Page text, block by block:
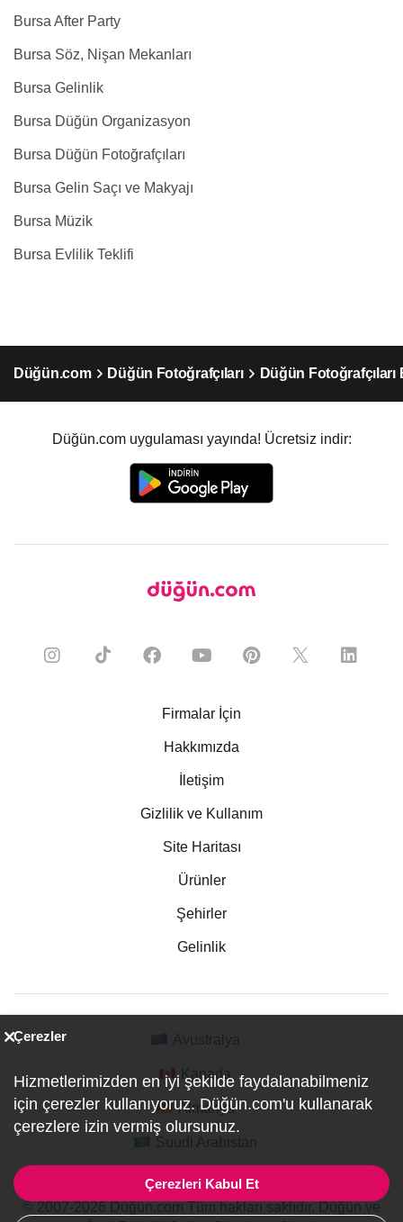
Bursa After Party
Bursa Söz, Nişan Mekanları
Bursa Gelinlik
Bursa Düğün Organizasyon
Bursa Düğün Fotoğrafçıları
Bursa Gelin Saçı ve Makyajı
Bursa Müzik
Bursa Evlilik Teklifi
Düğün.com Düğün Fotoğrafçıları Düğün Fotoğrafçıları
Düğün.com uygulaması yayında! Ücretsiz indir:
Firmalar İçin
Hakkımızda
İletişim
Gizlilik ve Kullanım
Site Haritası
Ürünler
Şehirler
Gelinlik
Kanada
Almanya
Çerezler
Hizmetlerimizden en iyi şekilde faydalanabilmeniz
için çerezler kullanıyoruz. Düğün.com'u kullanarak
çerezlere izin vermiş olursunuz.
Çerezleri Kabul Et